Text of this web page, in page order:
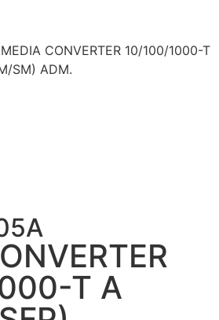
MEDIA CONVERTER 10/100/1000-T
SM) ADM.
T A